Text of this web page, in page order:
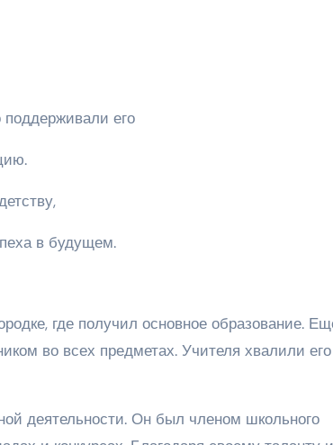
его
в будущем.
где получил основное образование.
во всех предметах. Учителя хвалили его
деятельности. Он был членом школьного